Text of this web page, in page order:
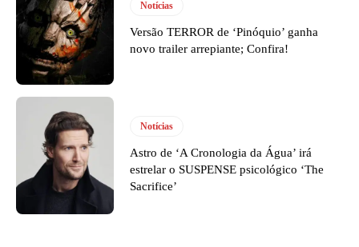
Notícias
Versão TERROR de ‘Pinóquio’ ganha
novo trailer arrepiante; Confira!
Notícias
Astro de ‘A Cronologia da Água’ irá
estrelar o SUSPENSE psicológico ‘The
Sacrifice’